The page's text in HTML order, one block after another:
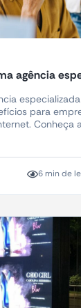
agência
para
Conheça
6 min de